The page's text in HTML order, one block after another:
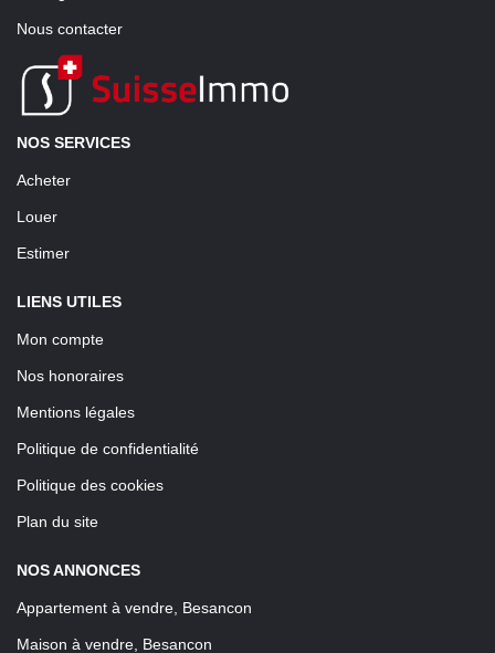
Nous contacter
NOS SERVICES
Acheter
Louer
Estimer
LIENS UTILES
Mon compte
Nos honoraires
Mentions légales
Politique de confidentialité
Politique des cookies
Plan du site
NOS ANNONCES
Appartement à vendre, Besancon
Maison à vendre, Besancon